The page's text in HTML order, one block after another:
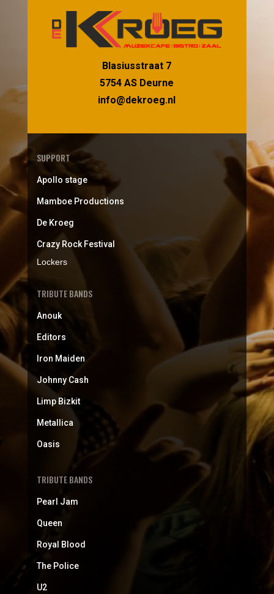
Blasiusstraat 7
5754 AS Deurne
info@dekroeg.nl
SUPPORT
Apollo stage
Mamboe Productions
De Kroeg
Crazy Rock Festival
Lockers
TRIBUTE BANDS
Anouk
Editors
Iron Maiden
Johnny Cash
Limp Bizkit
Metallica
Oasis
TRIBUTE BANDS
Pearl Jam
Queen
Royal Blood
The Police
U2